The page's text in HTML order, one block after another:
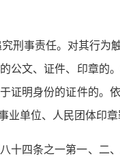
刑事责任。对其行
公文、证件、印章
证明身份的证件的
单位、人民团体印
十四条之一第一、